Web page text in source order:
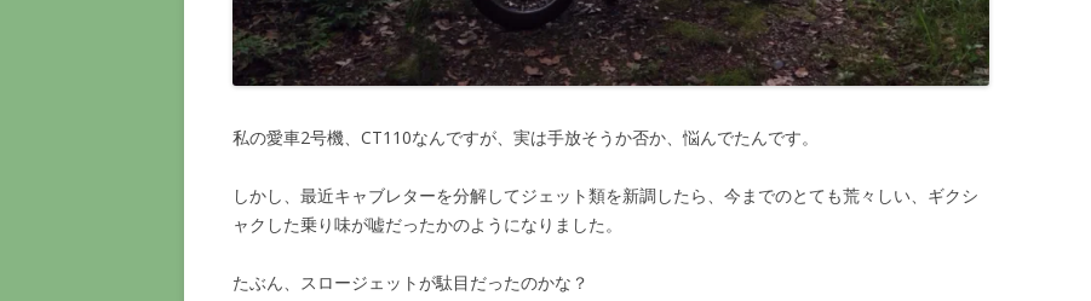
私の愛車2号機、CT110なんですが、実は手放そうか否か、悩んでたんです。
しかし、最近キャブレターを分解してジェット類を新調したら、今までのとても荒々しい、ギクシ
ャクした乗り味が嘘だったかのようになりました。
たぶん、スロージェットが駄目だったのかな？